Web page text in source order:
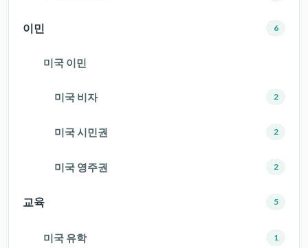
이민 6
미국 이민
미국 비자 2
미국 시민권 2
미국 영주권 2
교육 5
미국 유학 1